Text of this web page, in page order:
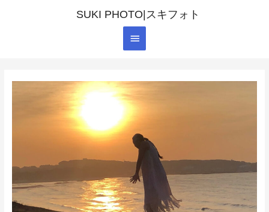
SUKI PHOTO|スキフォト
メ
ン
メ
ニ
ュ
ー